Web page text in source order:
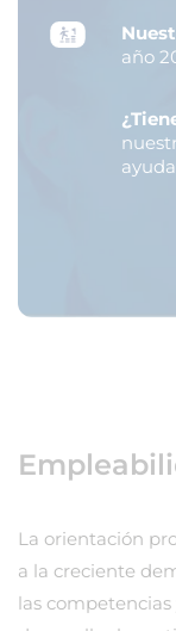
año
La orientación
a la creciente
las